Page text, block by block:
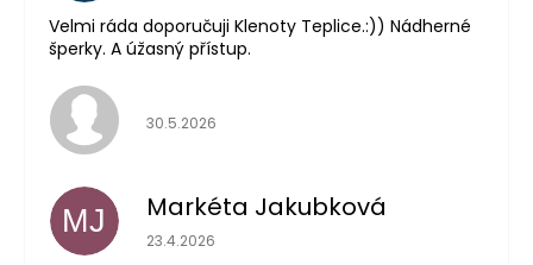
Velmi ráda doporučuji Klenoty Teplice.:)) Nádherné
šperky. A úžasný přístup.
Hodnocení obchodu je 5 z 5 hvězdiček.
30.5.2026
MJ Markéta Jakubková
Hodnocení obchodu je 5 z 5 hvězdiček.
23.4.2026